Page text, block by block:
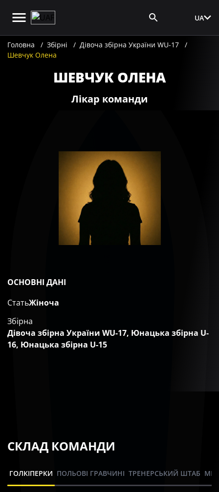
UA
Головна Збірні
Дівоча збірна України WU-17
Шевчук Олена
ШЕВЧУК ОЛЕНА
Лікар команди
ОСНОВНІ ДАНІ
СтатьЖіноча
Збірна
Дівоча збірна України WU-17, Юнацька збірна U-
16, Юнацька збірна U-15
СКЛАД КОМАНДИ
ГОЛКІПЕРКИ ПОЛЬОВІ ГРАВЧИНІ ТРЕНЕРСЬКИЙ ШТАБ